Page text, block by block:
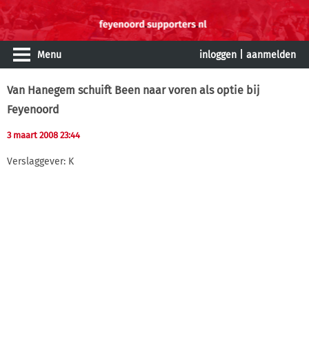
Menu inloggen aanmelden
Van Hanegem schuift Been naar voren als optie bij
Feyenoord
3 maart 2008 23:44
Verslaggever: K